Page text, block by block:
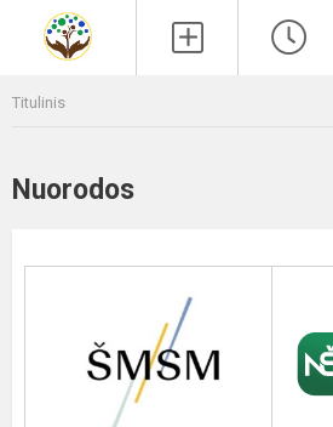
Titulinis
Nuorodos